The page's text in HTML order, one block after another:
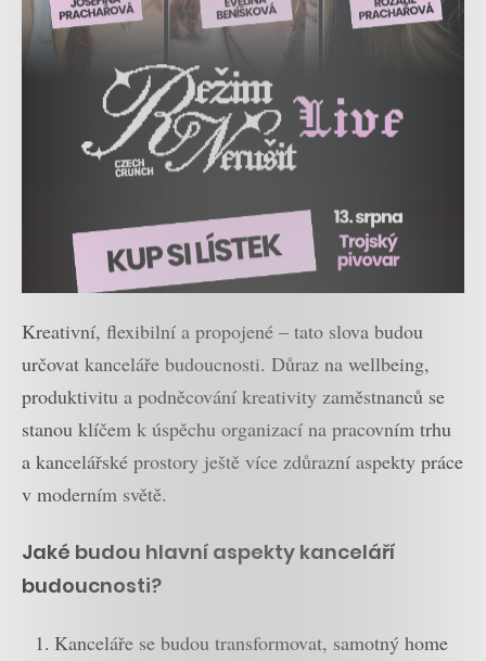
Kreativní, flexibilní a propojené – tato slova budou
určovat kanceláře budoucnosti. Důraz na wellbeing,
produktivitu a podněcování kreativity zaměstnanců se
stanou klíčem k úspěchu organizací na pracovním trhu
a kancelářské prostory ještě více zdůrazní aspekty práce
v moderním světě.
Jaké budou hlavní aspekty kanceláří
budoucnosti?
Kanceláře se budou transformovat, samotný home